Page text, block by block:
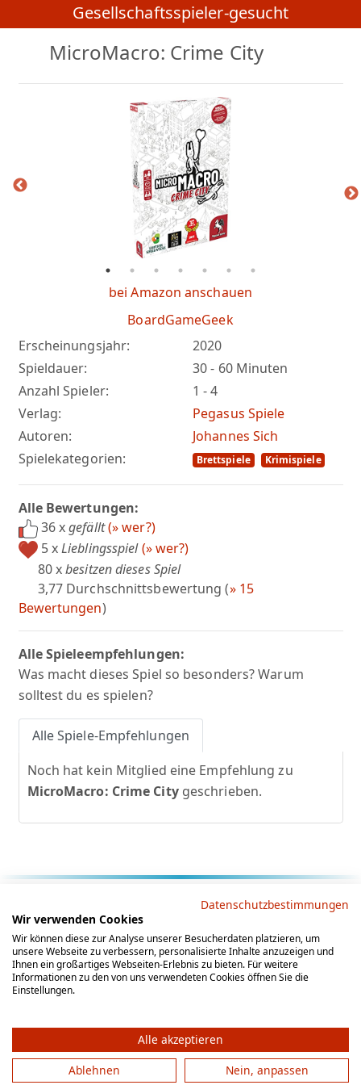
Gesellschaftsspieler-gesucht
MicroMacro: Crime City
Erscheinungsjahr:
2020
Spieldauer:
30 - 60 Minuten
Anzahl Spieler:
1 - 4
Verlag:
Pegasus Spiele
Autoren:
Johannes Sich
Spielekategorien:
Brettspiele Krimispiele
bei Amazon anschauen
BoardGameGeek
Alle Bewertungen:
36 xgefällt(» wer?)
5 xLieblingsspiel (» wer?)
80 xbesitzen dieses Spiel
3,77 Durchschnittsbewertung (» 15
Bewertungen)
Alle Spieleempfehlungen:
Was macht dieses Spiel so besonders? Warum
solltest du es spielen?
Alle Spiele-Empfehlungen
Noch hat kein Mitglied eine Empfehlung zu
MicroMacro: Crime Citygeschrieben.
AGB Datenschutz
Impressum
Social Media
© 2012 - 2026 by gesellschaftsspieler-gesucht.de
Datenschutzbestimmungen
Wir verwenden Cookies
Wir können diese zur Analyse unserer Besucherdaten platzieren, um
unsere Webseite zu verbessern, personalisierte Inhalte anzuzeigen und
Ihnen ein großartiges Webseiten-Erlebnis zu bieten. Für weitere
Informationen zu den von uns verwendeten Cookies öffnen Sie die
Einstellungen.
Alle akzeptieren
Ablehnen
Nein, anpassen